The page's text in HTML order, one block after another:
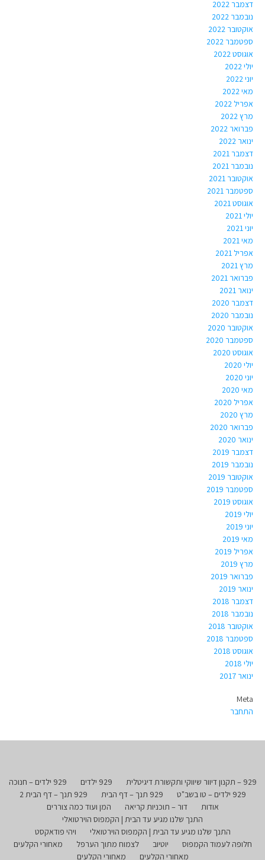
דצמבר 2022
נובמבר 2022
אוקטובר 2022
ספטמבר 2022
אוגוסט 2022
יולי 2022
יוני 2022
מאי 2022
אפריל 2022
מרץ 2022
פברואר 2022
ינואר 2022
דצמבר 2021
נובמבר 2021
אוקטובר 2021
ספטמבר 2021
אוגוסט 2021
יולי 2021
יוני 2021
מאי 2021
אפריל 2021
מרץ 2021
פברואר 2021
ינואר 2021
דצמבר 2020
נובמבר 2020
אוקטובר 2020
ספטמבר 2020
אוגוסט 2020
יולי 2020
יוני 2020
מאי 2020
אפריל 2020
מרץ 2020
פברואר 2020
ינואר 2020
דצמבר 2019
נובמבר 2019
אוקטובר 2019
ספטמבר 2019
אוגוסט 2019
יולי 2019
יוני 2019
מאי 2019
אפריל 2019
מרץ 2019
פברואר 2019
ינואר 2019
דצמבר 2018
נובמבר 2018
אוקטובר 2018
ספטמבר 2018
אוגוסט 2018
יולי 2018
ינואר 2017
Meta
התחבר
929 – תקנון דיוור שיווקי ותקשורת דיגיטלית 929 ילדים
929 ילדים – חנוכה
929 ילדים – טו בשב"ט
929 תנך – דף הבית
929 תנך – דף הבית 2
אודות
דור – תוכניות קריאה
המן ועוד כמה צוררים
התנך שלנו מגיע עד הבית | הקמפוס הוירטואלי
התנך שלנו מגיע עד הבית | הקמפוס הוירטואלי
ויהי פודאקסט
חלופה לעמוד הקמפוס
יוטיוב לצמוח מתוך הערפל
מאחורי הקלעים
מאחורי הקלעים
מאחורי הקלעים